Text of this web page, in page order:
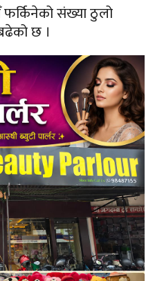
फर्किनेको संख्या ठुलो
छ ।